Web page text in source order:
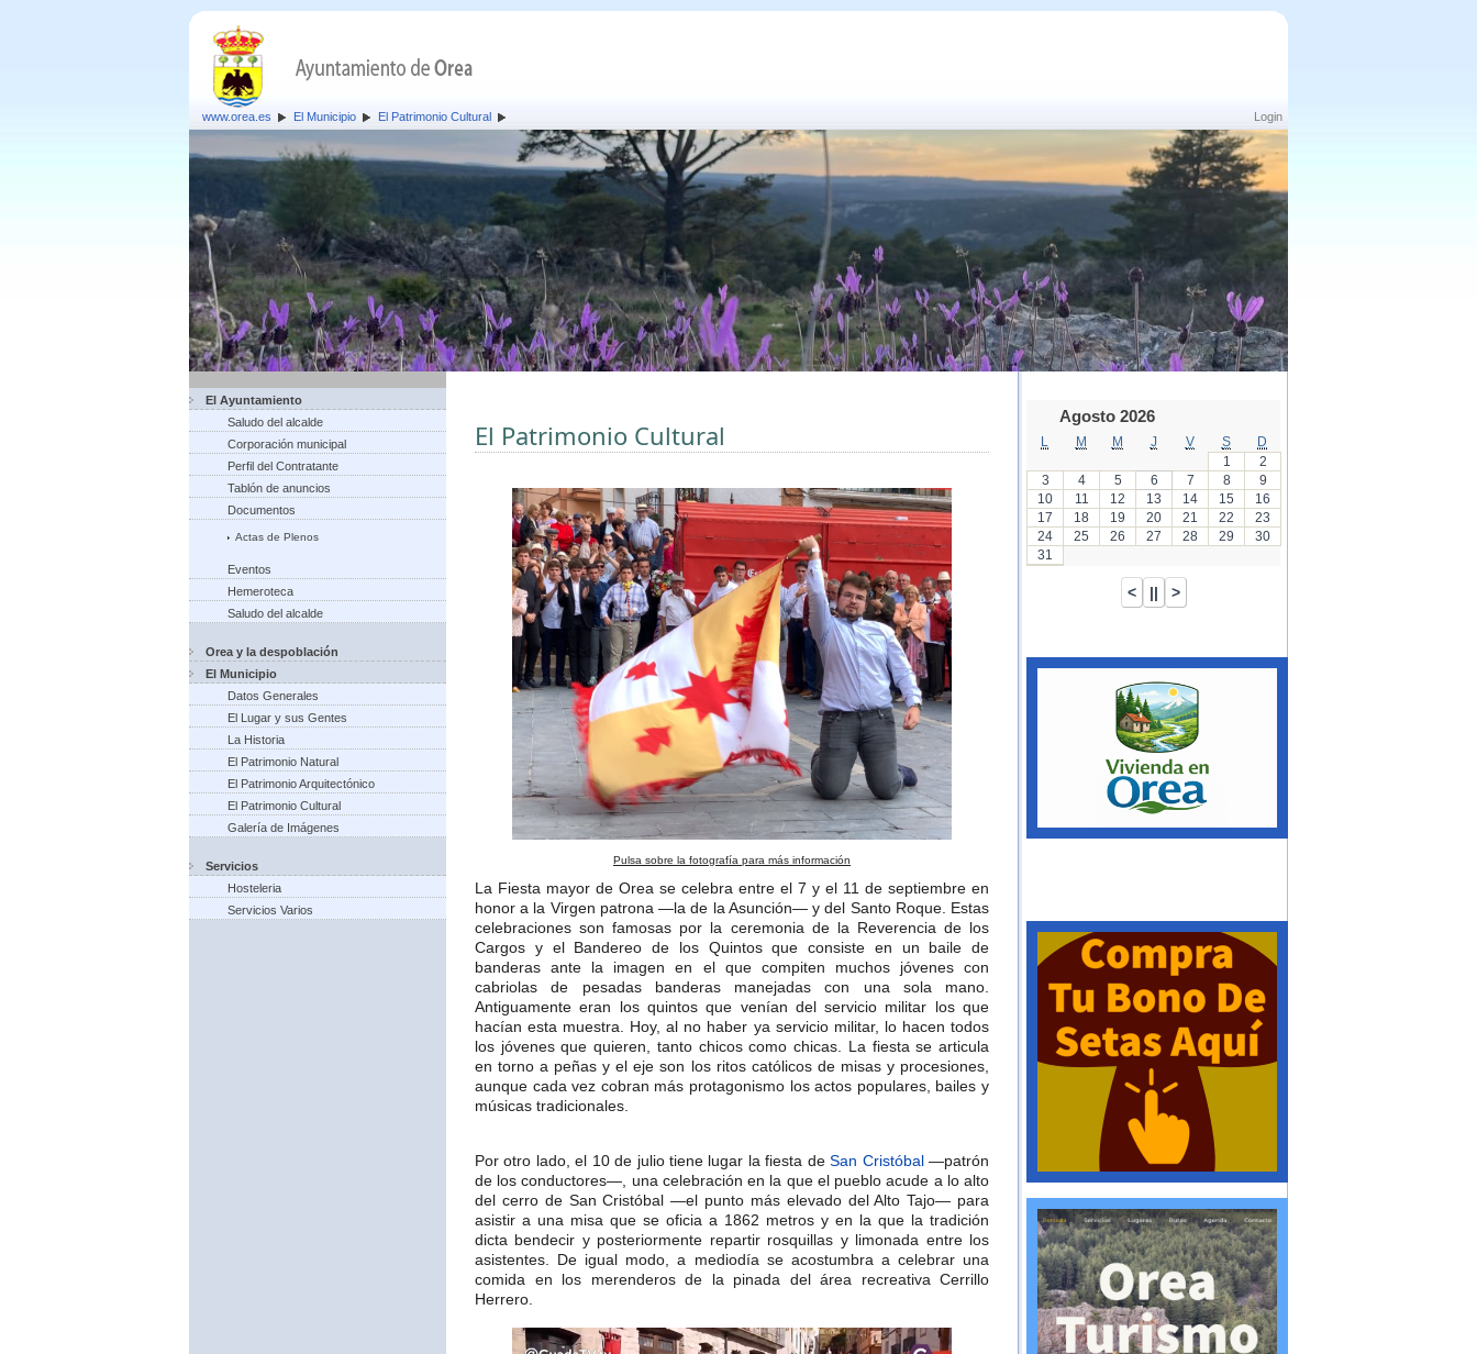
Login
www.orea.es El Municipio El Patrimonio Cultural
El Ayuntamiento
Saludo del alcalde
Corporación municipal
Perfil del Contratante
Tablón de anuncios
Documentos
Actas de Plenos
Eventos
Hemeroteca
Saludo del alcalde
Orea y la despoblación
El Municipio
Datos Generales
El Lugar y sus Gentes
La Historia
El Patrimonio Natural
El Patrimonio Arquitectónico
El Patrimonio Cultural
Galería de Imágenes
Servicios
Hosteleria
Servicios Varios
El Patrimonio Cultural
Pulsa sobre la fotografía para más información
La Fiesta mayor de Orea se celebra entre el 7 y el 11 de septiembre en
honor a la Virgen patrona —la de la Asunción— y del Santo Roque. Estas
celebraciones son famosas por la ceremonia de la Reverencia de los
Cargos y el Bandereo de los Quintos que consiste en un baile de
banderas ante la imagen en el que compiten muchos jóvenes con
cabriolas de pesadas banderas manejadas con una sola mano.
Antiguamente eran los quintos que venían del servicio militar los que
hacían esta muestra. Hoy, al no haber ya servicio militar, lo hacen todos
los jóvenes que quieren, tanto chicos como chicas. La fiesta se articula
en torno a peñas y el eje son los ritos católicos de misas y procesiones,
aunque cada vez cobran más protagonismo los actos populares, bailes y
músicas tradicionales.​
Por otro lado, el 10 de julio tiene lugar la fiesta deSan Cristóbal—patrón
de los conductores—, una celebración en la que el pueblo acude a lo alto
del cerro de San Cristóbal —el punto más elevado del Alto Tajo— para
asistir a una misa que se oficia a 1862 metros y en la que la tradición
dicta bendecir y posteriormente repartir rosquillas y limonada entre los
asistentes. De igual modo, a mediodía se acostumbra a celebrar una
comida en los merenderos de la pinada del área recreativa Cerrillo
Herrero.​
Agosto 2026
M M J V S
D
1
2
3
4 5 6 7 8
9
10
11 12 13 14 15
16
17
18 19 20 21 22
23
24
25 26 27 28 29
30
31